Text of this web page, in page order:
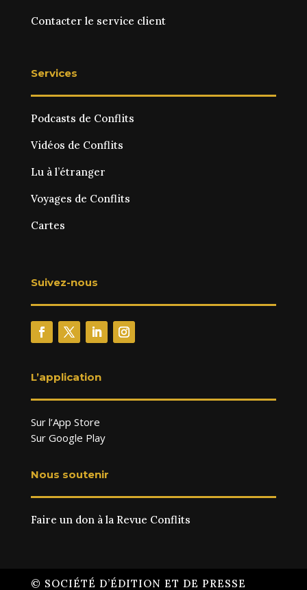
Contacter le service client
Services
Podcasts de Conflits
Vidéos de Conflits
Lu à l’étranger
Voyages de Conflits
Cartes
Suivez-nous
L’application
Sur l’App Store
Sur Google Play
Nous soutenir
Faire un don à la Revue Conflits
© SOCIÉTÉ D’ÉDITION ET DE PRESSE